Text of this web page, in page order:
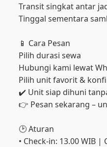
Transit singkat antar
Tinggal sementara
📱 Cara Pesan
Pilih durasi sewa
Hubungi kami lewat
Pilih unit favorit &
✔️ Unit siap dihuni
👉 Pesan sekarang –
🕑 Aturan
• Check-in: 13.00 WIB |